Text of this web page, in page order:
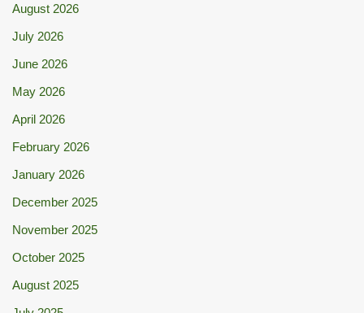
August 2026
July 2026
June 2026
May 2026
April 2026
February 2026
January 2026
December 2025
November 2025
October 2025
August 2025